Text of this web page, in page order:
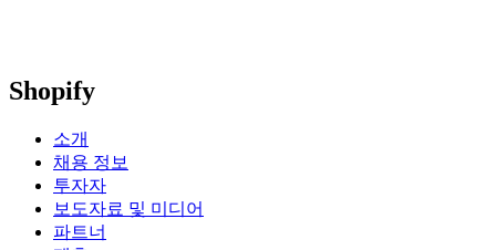
Shopify
소개
채용 정보
투자자
보도자료 및 미디어
파트너